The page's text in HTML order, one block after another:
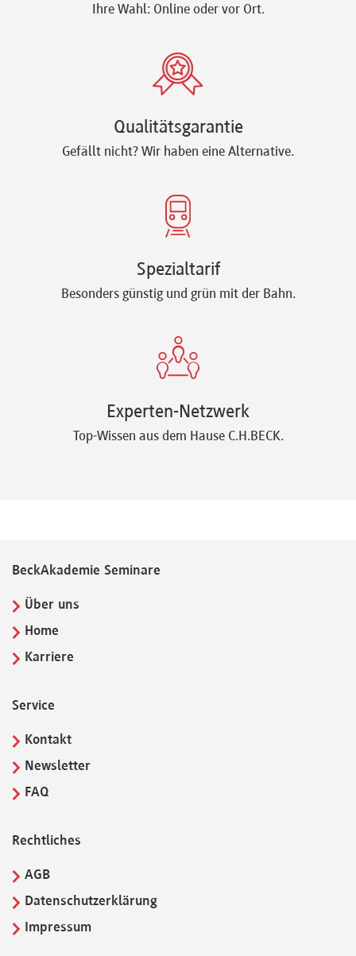
Ihre Wahl: Online oder vor Ort.
Qualitätsgarantie
Gefällt nicht? Wir haben eine Alternative.
Spezialtarif
Besonders günstig und grün mit der Bahn.
Experten-Netzwerk
Top-Wissen aus dem Hause C.H.BECK.
BeckAkademie Seminare
Über uns
Home
Karriere
Service
Kontakt
Newsletter
FAQ
Rechtliches
AGB
Datenschutzerklärung
Impressum